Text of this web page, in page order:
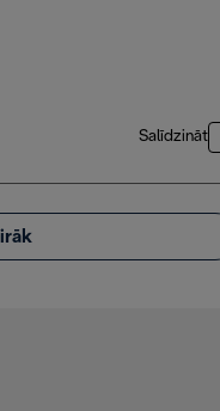
Salīdzināt